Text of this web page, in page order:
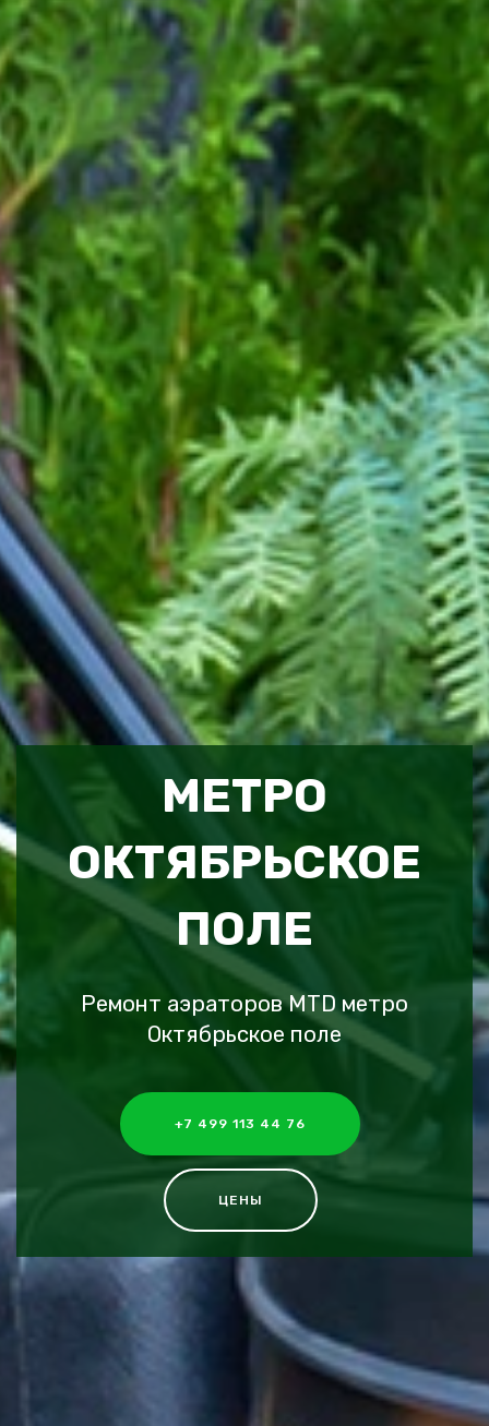
МЕТРО
ОКТЯБРЬСКОЕ
ПОЛЕ
Ремонт аэраторов MTD метро
Октябрьское поле
+7 499 113 44 76
ЦЕНЫ